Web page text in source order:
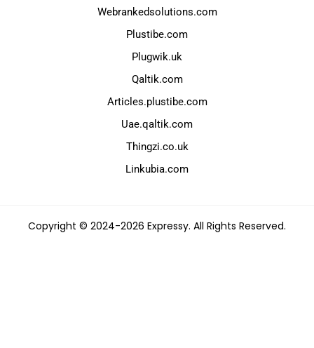
Webrankedsolutions.com
Plustibe.com
Plugwik.uk
Qaltik.com
Articles.plustibe.com
Uae.qaltik.com
Thingzi.co.uk
Linkubia.com
Copyright © 2024-2026 Expressy. All Rights Reserved.